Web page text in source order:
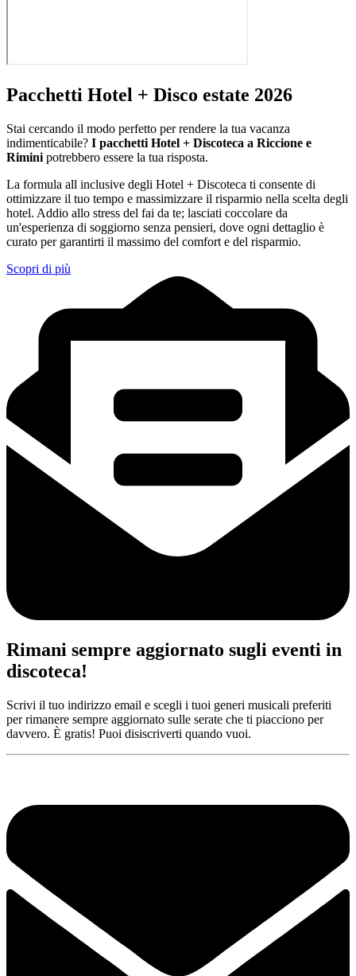
Pacchetti Hotel + Disco estate 2026
Stai cercando il modo perfetto per rendere la tua vacanza
indimenticabile? I pacchetti Hotel + Discoteca a Riccione e
Rimini potrebbero essere la tua risposta.
La formula all inclusive degli Hotel + Discoteca ti consente di
ottimizzare il tuo tempo e massimizzare il risparmio nella scelta degli
hotel. Addio allo stress del fai da te; lasciati coccolare da
un'esperienza di soggiorno senza pensieri, dove ogni dettaglio è
curato per garantirti il massimo del comfort e del risparmio.
Scopri di più
Rimani sempre aggiornato sugli eventi in
discoteca!
Scrivi il tuo indirizzo email e scegli i tuoi generi musicali preferiti
per rimanere sempre aggiornato sulle serate che ti piacciono per
davvero. È gratis! Puoi disiscriverti quando vuoi.